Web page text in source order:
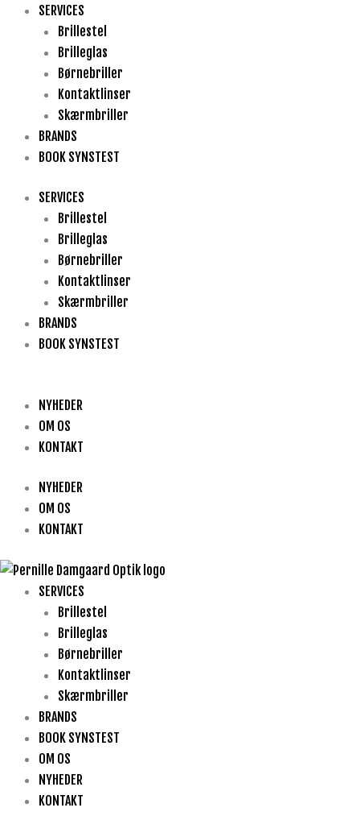
indholdet
SERVICES
Brillestel
Brilleglas
Børnebriller
Kontaktlinser
Skærmbriller
BRANDS
BOOK SYNSTEST
SERVICES
Brillestel
Brilleglas
Børnebriller
Kontaktlinser
Skærmbriller
BRANDS
BOOK SYNSTEST
NYHEDER
OM OS
KONTAKT
NYHEDER
OM OS
KONTAKT
SERVICES
Brillestel
Brilleglas
Børnebriller
Kontaktlinser
Skærmbriller
BRANDS
BOOK SYNSTEST
OM OS
NYHEDER
KONTAKT